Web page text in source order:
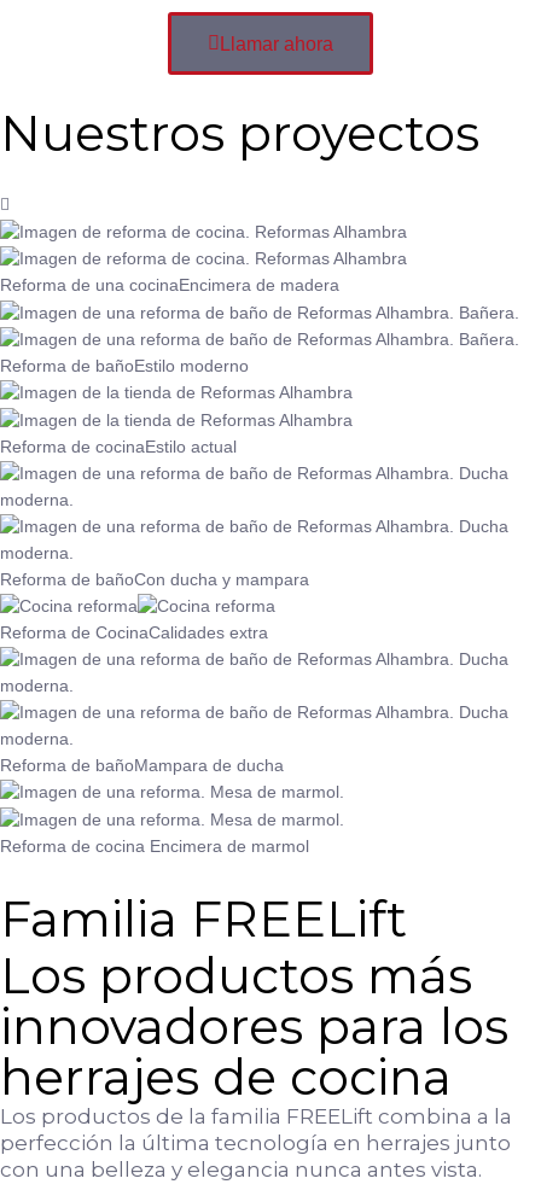
Llamar ahora
Nuestros proyectos
Reforma de una cocinaEncimera de madera
Reforma de bañoEstilo moderno
Reforma de cocinaEstilo actual
Reforma de bañoCon ducha y mampara
Reforma de CocinaCalidades extra
Reforma de bañoMampara de ducha
Reforma de cocina Encimera de marmol
Familia FREELift
Los productos más
innovadores para los
herrajes de cocina
Los productos de la familia FREELift combina a la
perfección la última tecnología en herrajes junto
con una belleza y elegancia nunca antes vista.